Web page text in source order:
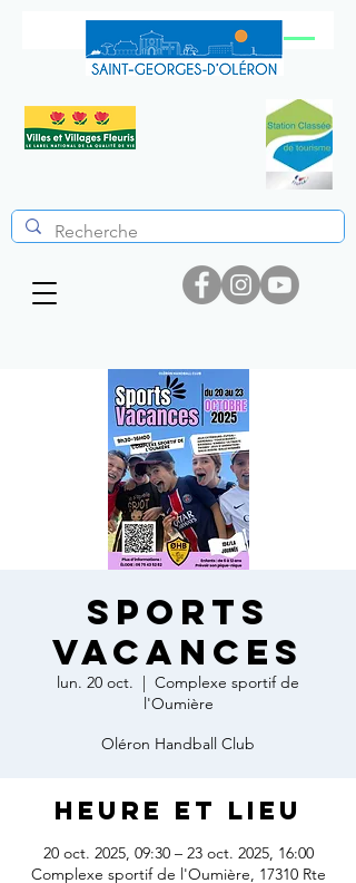
Sports
Vacances
lun. 20 oct.
  |
Complexe sportif de
l'Oumière
Oléron Handball Club
Heure et lieu
20 oct. 2025, 09:30 – 23 oct. 2025, 16:00
Complexe sportif de l'Oumière, 17310 Rte